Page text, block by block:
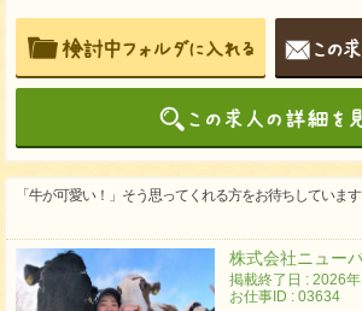
「牛が可愛い！」そう思ってくれる方をお待ちしています
株式会社ニュー
掲載終了日 : 2026
お仕事ID : 03634